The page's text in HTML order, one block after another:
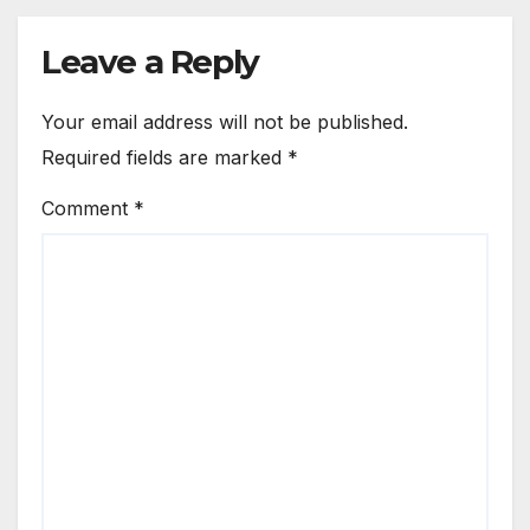
Leave a Reply
Your email address will not be published.
Required fields are marked *
Comment *